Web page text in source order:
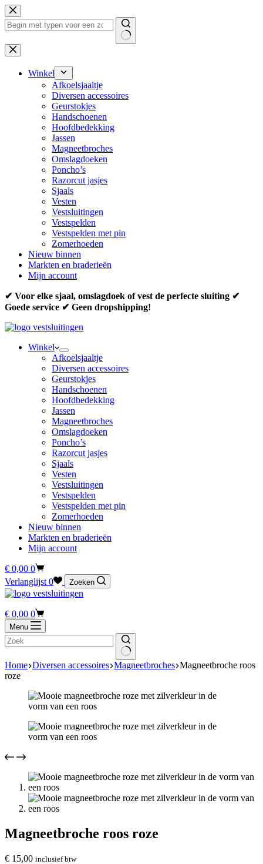
Ga
naar
de
Geen
resultaten
Winkel
Afkoelsjaaltje
Diversen accessoires
Geurstokjes
Handschoenen
Hoofdbedekking
Jassen
Magneetbroches
Omslagdoeken
Poncho’s
Razorcut jasjes
Sjaals
Vesten
Vestsluitingen
Vestspelden
Vestspelden met pin
Zomerhoeden
Nieuw binnen
Markten en braderieën
Mijn account
✔ Voor elke sjaal, omslagdoek of vest de perfecte sluiting ✔
Goede service ✔ Geen dropshipping!
Winkel
Afkoelsjaaltje
Diversen accessoires
Geurstokjes
Handschoenen
Hoofdbedekking
Jassen
Magneetbroches
Omslagdoeken
Poncho’s
Razorcut jasjes
Sjaals
Vesten
Vestsluitingen
Vestspelden
Vestspelden met pin
Zomerhoeden
Nieuw binnen
Markten en braderieën
Mijn account
Winkelwagen
€ 0,00 0
Verlanglijst 0 Zoeken
Winkelwagen
€ 0,00 0
Menu
Home Diversen accessoires Magneetbroches Magneetbroche roos
roze
Magneetbroche roos roze
€ 15,00 inclusief btw